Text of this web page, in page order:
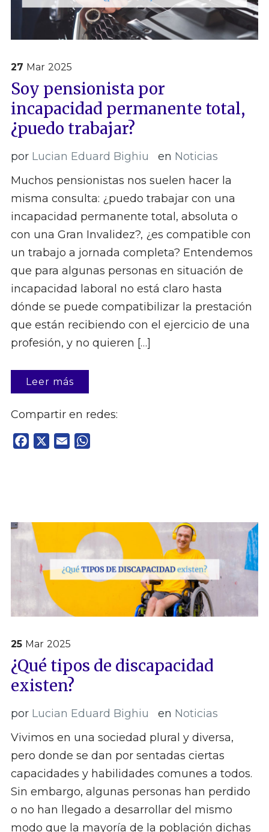
27 Mar 2025
Soy pensionista por
incapacidad permanente total,
¿puedo trabajar?
por Lucian Eduard Bighiu en Noticias
Muchos pensionistas nos suelen hacer la
misma consulta: ¿puedo trabajar con una
incapacidad permanente total, absoluta o
con una Gran Invalidez?, ¿es compatible con
un trabajo a jornada completa? Entendemos
que para algunas personas en situación de
incapacidad laboral no está claro hasta
dónde se puede compatibilizar la prestación
que están recibiendo con el ejercicio de una
profesión, y no quieren […]
Leer más
Compartir en redes:
Facebook Email
25 Mar 2025
¿Qué tipos de discapacidad
existen?
por Lucian Eduard Bighiu en Noticias
Vivimos en una sociedad plural y diversa,
pero donde se dan por sentadas ciertas
capacidades y habilidades comunes a todos.
Sin embargo, algunas personas han perdido
o no han llegado a desarrollar del mismo
modo que la mayoría de la población dichas